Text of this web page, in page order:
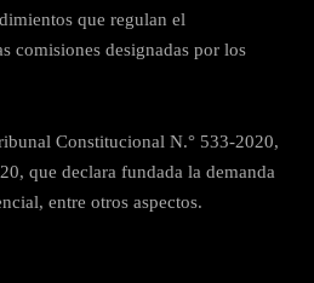
que regulan el
comisiones designadas por los
Constitucional N.° 533-2020,
que declara fundada la demanda
entre otros aspectos.